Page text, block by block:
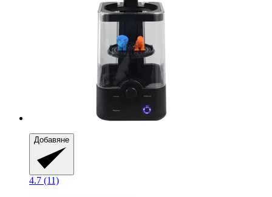
Добавяне
4.7 (11)